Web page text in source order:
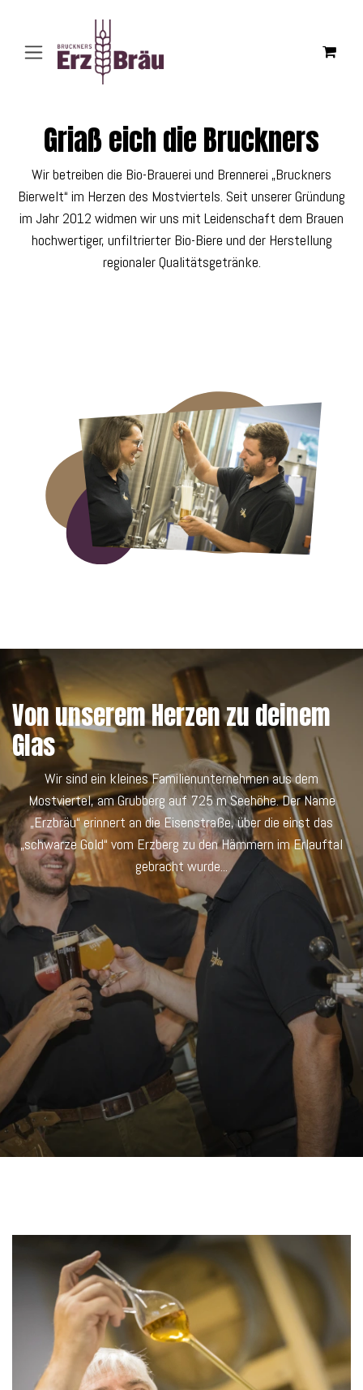
Griaß eich die Bruckners
Wir betreiben die Bio-Brauerei und Brennerei „Bruckners
Bierwelt“ im Herzen des Mostviertels. Seit unserer Gründung
im Jahr 2012 widmen wir uns mit Leidenschaft dem Brauen
hochwertiger, unfiltrierter Bio-Biere und der Herstellung
regionaler Qualitätsgetränke.
Von unserem Herzen zu deinem
Glas​
Wir sind ein kleines Familienunternehmen aus dem
Mostviertel, am Grubberg auf 725 m Seehöhe. Der Name
„Erzbräu“ erinnert an die Eisenstraße, über die einst das
„schwarze Gold“ vom Erzberg zu den Hämmern im Erlauftal
gebracht wurde...